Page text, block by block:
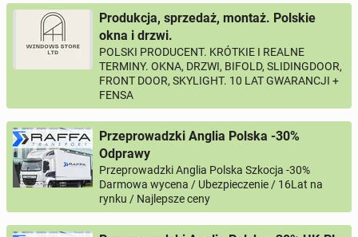
Produkcja, sprzedaż, montaż. Polskie
okna i drzwi.
POLSKI PRODUCENT. KRÓTKIE I REALNE
TERMINY. OKNA, DRZWI, BIFOLD, SLIDINGDOOR,
FRONT DOOR, SKYLIGHT. 10 LAT GWARANCJI +
FENSA
Przeprowadzki Anglia Polska -30%
Odprawy
Przeprowadzki Anglia Polska Szkocja -30%
Darmowa wycena / Ubezpieczenie / 16Lat na
rynku / Najlepsze ceny